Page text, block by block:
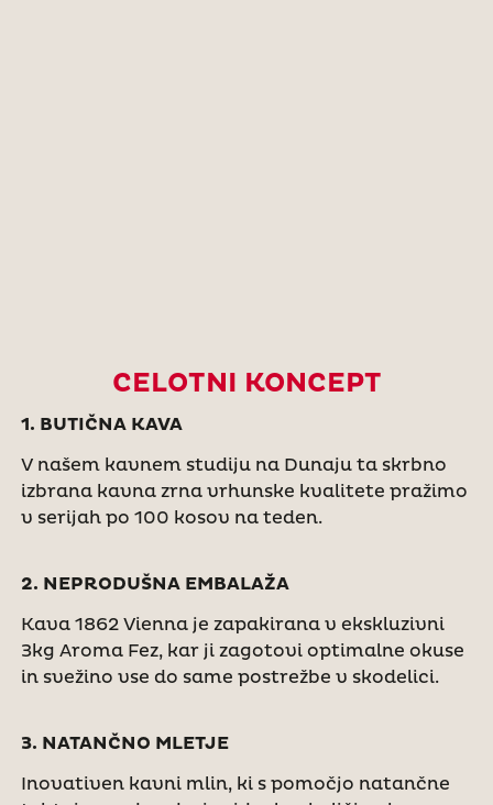
CELOTNI KONCEPT
1. BUTIČNA KAVA
V našem kavnem studiju na Dunaju ta skrbno
izbrana kavna zrna vrhunske kvalitete pražimo
v serijah po 100 kosov na teden.
2. NEPRODUŠNA EMBALAŽA
Kava 1862 Vienna je zapakirana v ekskluzivni
3kg Aroma Fez, kar ji zagotovi optimalne okuse
in svežino vse do same postrežbe v skodelici.
3. NATANČNO MLETJE
Inovativen kavni mlin, ki s pomočjo natančne